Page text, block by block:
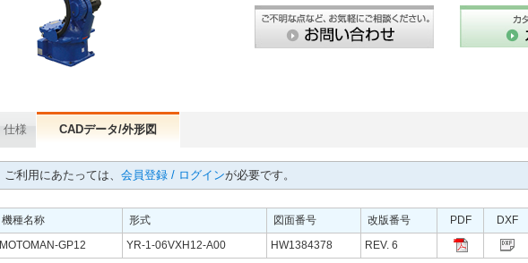
仕様 CADデータ/外形図
ご利用にあたっては、 会員登録 / ログインが必要です。
機種名称 形式 図面番号 改版番号 PDF DXF
MOTOMAN-GP12
YR-1-06VXH12-A00 HW1384378 REV. 6